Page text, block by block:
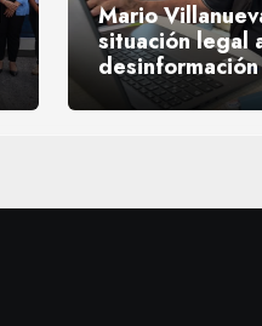
Mario
situación legal
desinformación